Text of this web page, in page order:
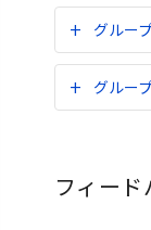
グルー
グルー
フィー